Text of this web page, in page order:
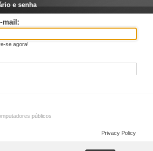
e senha
mail:
se agora!
públicos
Privacy Policy